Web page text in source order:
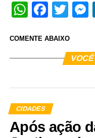
COMENTE ABAIXO
CIDADES
Após ação